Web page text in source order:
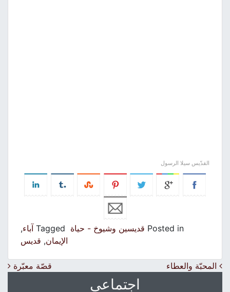
القدّيس سيلا الرسول
Posted in قديسين وشيوخ - حياة Tagged آباء,
الإيمان,قديس
Post navigation
المحبّة والعطاء قصّة معبّرة
اجتماعي